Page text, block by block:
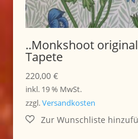
..Monkshoot
Tapete
220,00 €
inkl. 19 % MwSt.
zzgl.Versandkosten